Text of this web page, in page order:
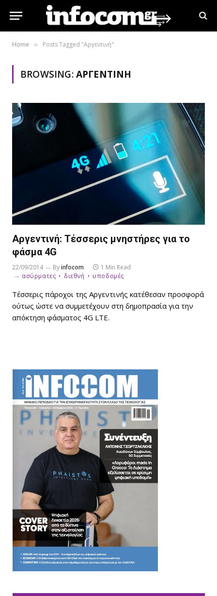
Home » Posts Tagged "Αργεντινή"
BROWSING:ΑΡΓΕΝΤΙΝΉ
Αργεντινή: Τέσσερις μνηστήρες για το
φάσμα 4G
22/09/2014 Byinfocom
1 Min Read
ασύρματες
διεθνή υποδομές
Τέσσερις πάροχοι της Αργεντινής κατέθεσαν προσφορά
ούτως ώστε να συμμετέχουν στη δημοπρασία για την
απόκτηση φάσματος 4G LTE.